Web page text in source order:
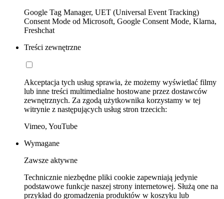
Google Tag Manager, UET (Universal Event Tracking)
Consent Mode od Microsoft, Google Consent Mode, Klarna,
Freshchat
Treści zewnętrzne
Akceptacja tych usług sprawia, że możemy wyświetlać filmy
lub inne treści multimedialne hostowane przez dostawców
zewnętrznych. Za zgodą użytkownika korzystamy w tej
witrynie z następujących usług stron trzecich:
Vimeo, YouTube
Wymagane
Zawsze aktywne
Technicznie niezbędne pliki cookie zapewniają jedynie
podstawowe funkcje naszej strony internetowej. Służą one na
przykład do gromadzenia produktów w koszyku lub